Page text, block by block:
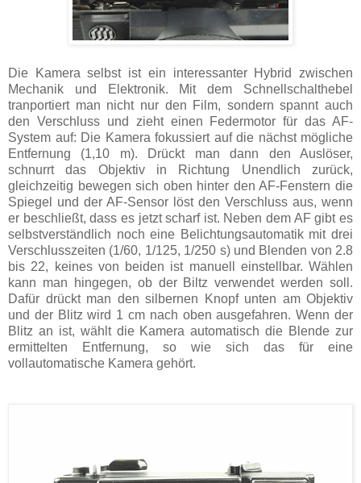
Die Kamera selbst ist ein interessanter Hybrid zwischen
Mechanik und Elektronik. Mit dem Schnellschalthebel
tranportiert man nicht nur den Film, sondern spannt auch
den Verschluss und zieht einen Federmotor für das AF-
System auf: Die Kamera fokussiert auf die nächst mögliche
Entfernung (1,10 m). Drückt man dann den Auslöser,
schnurrt das Objektiv in Richtung Unendlich zurück,
gleichzeitig bewegen sich oben hinter den AF-Fenstern die
Spiegel und der AF-Sensor löst den Verschluss aus, wenn
er beschließt, dass es jetzt scharf ist. Neben dem AF gibt es
selbstverständlich noch eine Belichtungsautomatik mit drei
Verschlusszeiten (1/60, 1/125, 1/250 s) und Blenden von 2.8
bis 22, keines von beiden ist manuell einstellbar. Wählen
kann man hingegen, ob der Biltz verwendet werden soll.
Dafür drückt man den silbernen Knopf unten am Objektiv
und der Blitz wird 1 cm nach oben ausgefahren. Wenn der
Blitz an ist, wählt die Kamera automatisch die Blende zur
ermittelten Entfernung, so wie sich das für eine
vollautomatische Kamera gehört.